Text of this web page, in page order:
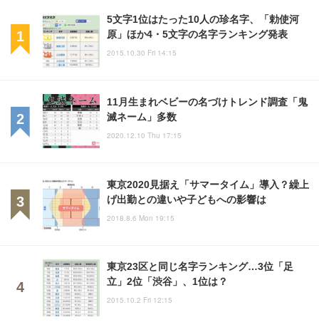
5文字1位はたった10人の珍名字、「勅使河
原」ほか4・5文字の名字ランキング発表
2015.10.30 Fri 14:15
11月生まれベビーの名づけトレンド調査「鬼
滅ネーム」多数
2020.12.10 Thu 17:15
東京2020見据え「サマータイム」導入？繰上
げ出勤との違いや子どもへの影響は
2018.8.6 Mon 19:15
東京23区と同じ名字ランキング…3位「足
立」2位「渋谷」、1位は？
2015.10.2 Fri 12:15